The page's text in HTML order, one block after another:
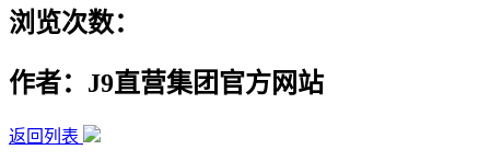
浏览次数：
作者：J9直营集团官方网站
返回列表